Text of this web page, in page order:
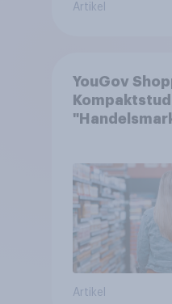
Artikel
YouGov
Artikel